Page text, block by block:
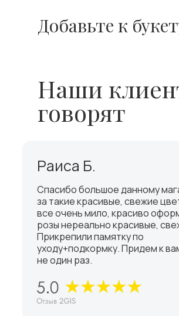
Добавьте к
Наши
говорят
Раиса Б.
Спасибо большое данному
за такие красивые, свежие
все очень мило, красиво
розы нереально красивые,
Прикрепили памятку по
уходу+подкормку. Придем к
не один раз.